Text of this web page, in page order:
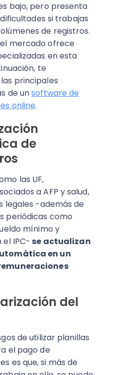
bajo, pero presenta
si trabajas
de registros.
mercado ofrece
en esta
te
principales
de unsoftware de
online.
de
las UF,
a AFP y salud,
legales -además de
periódicas como
mínimo y
el IPC- se actualizan
en un
del
de utilizar planillas
el pago de
es que, si más de